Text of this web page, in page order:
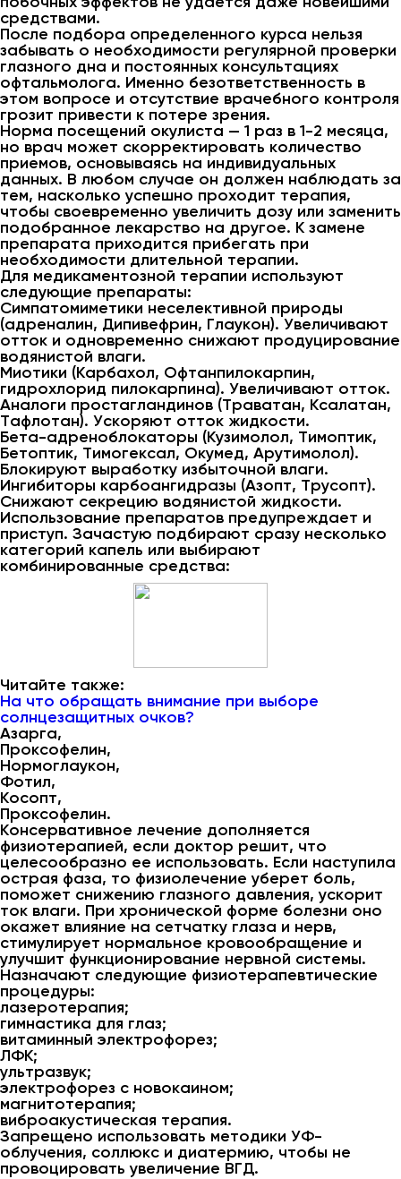
средствами.
После подбора определенного курса нельзя
забывать о необходимости регулярной проверки
глазного дна и постоянных консультациях
офтальмолога. Именно безответственность в
этом вопросе и отсутствие врачебного контроля
грозит привести к потере зрения.
Норма посещений окулиста — 1 раз в 1-2 месяца,
но врач может скорректировать количество
приемов, основываясь на индивидуальных
данных. В любом случае он должен наблюдать за
тем, насколько успешно проходит терапия,
чтобы своевременно увеличить дозу или заменить
подобранное лекарство на другое. К замене
препарата приходится прибегать при
необходимости длительной терапии.
Для медикаментозной терапии используют
следующие препараты:
Симпатомиметики неселективной природы
(адреналин, Дипивефрин, Глаукон). Увеличивают
отток и одновременно снижают продуцирование
водянистой влаги.
Миотики (Карбахол, Офтанпилокарпин,
гидрохлорид пилокарпина). Увеличивают отток.
Аналоги простагландинов (Траватан, Ксалатан,
Тафлотан). Ускоряют отток жидкости.
Бета-адреноблокаторы (Кузимолол, Тимоптик,
Бетоптик, Тимогексал, Окумед, Арутимолол).
Блокируют выработку избыточной влаги.
Ингибиторы карбоангидразы (Азопт, Трусопт).
Снижают секрецию водянистой жидкости.
Использование препаратов предупреждает и
приступ. Зачастую подбирают сразу несколько
категорий капель или выбирают
комбинированные средства:
Читайте также:
На что обращать внимание при выборе
солнцезащитных очков?
Азарга,
Проксофелин,
Нормоглаукон,
Фотил,
Косопт,
Проксофелин.
Консервативное лечение дополняется
физиотерапией, если доктор решит, что
целесообразно ее использовать. Если наступила
острая фаза, то физиолечение уберет боль,
поможет снижению глазного давления, ускорит
ток влаги. При хронической форме болезни оно
окажет влияние на сетчатку глаза и нерв,
стимулирует нормальное кровообращение и
улучшит функционирование нервной системы.
Назначают следующие физиотерапевтические
процедуры:
лазеротерапия;
гимнастика для глаз;
витаминный электрофорез;
ЛФК;
ультразвук;
электрофорез с новокаином;
магнитотерапия;
виброакустическая терапия.
Запрещено использовать методики УФ-
облучения, соллюкс и диатермию, чтобы не
провоцировать увеличение ВГД.